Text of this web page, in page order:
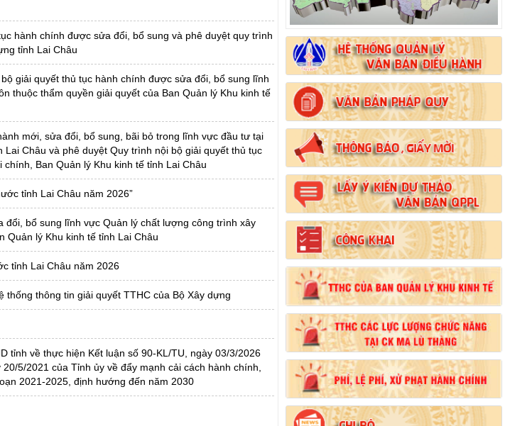
hành chính được sửa đổi, bổ sung và phê duyệt quy trình
tỉnh Lai Châu
giải quyết thủ tục hành chính được sửa đổi, bổ sung lĩnh
thuộc thẩm quyền giải quyết của Ban Quản lý Khu kinh tế
mới, sửa đổi, bổ sung, bãi bỏ trong lĩnh vực đầu tư tại
Châu và phê duyệt Quy trình nội bộ giải quyết thủ tục
Ban Quản lý Khu kinh tế tỉnh Lai Châu
tỉnh Lai Châu năm 2026”
bổ sung lĩnh vực Quản lý chất lượng công trình xây
Quản lý Khu kinh tế tỉnh Lai Châu
tỉnh Lai Châu năm 2026
thông tin giải quyết TTHC của Bộ Xây dựng
tỉnh về thực hiện Kết luận số 90-KL/TU, ngày 03/3/2026
5/2021 của Tỉnh ủy về đẩy mạnh cải cách hành chính,
2021-2025, định hướng đến năm 2030
Số:102/2024/NĐ-CP
Tên:(Nghị định Quy định chi tiết thi hành một
số điều của Luật Đất đai)
Ngày ban hành: (21/08/2024)
Số:103/2024/NĐ-CP
Tên:(Nghị định Quy định về tiền sử dụng đất,
tiền thuê đất)
Ngày ban hành: (21/08/2024)